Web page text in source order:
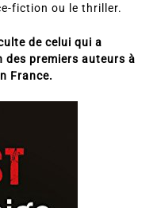
fiction ou le thriller.
de celui qui a
des premiers auteurs à
France.